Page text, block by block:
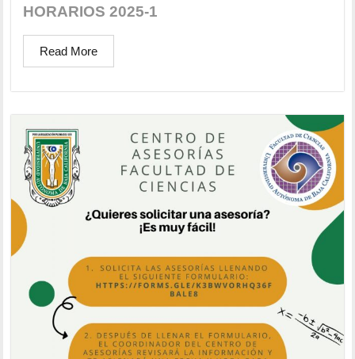
HORARIOS 2025-1
Read More